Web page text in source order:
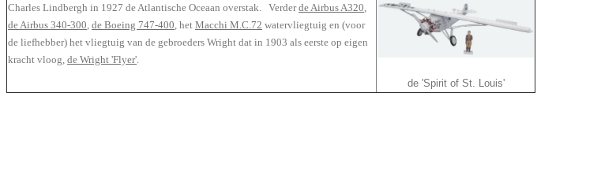
Charles Lindbergh in 1927 de Atlantische Oceaan overstak. Verderde Airbus A320
de Airbus 340-300 ,de Boeing 747-400 , hetMacchi M.C.72 watervliegtuig en (voor
de liefhebber) het vliegtuig van de gebroeders Wright dat in 1903 als eerste op eigen
kracht vloog,de Wright 'Flyer'
de 'Spirit of St. Louis'